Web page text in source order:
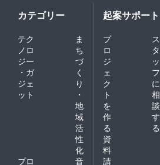
せっかく一流大学を出
たのに就職せず ・面
白いことをして、世界
を変えたい ・世の中
にない新しい遊びを創
造したい ・様々な人
にムダな事で笑顔に
なってほしい なんて
僕なら恥ずかしくて言
い出せないことを ま
るで孫さんに語り掛け
カテゴリー
テク
ノロ
ジー
・ガ
ジェ
ット
ま
ち
づ
く
り
・
地
域
活
性
化
プロ
音
起案サポート
プ
ロ
ジ
ェ
ク
ト
を
作
る
ス
タ
ッ
フ
に
相
談
す
る
資
料
請